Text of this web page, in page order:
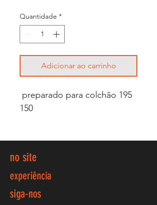
Quantidade *
Adicionar ao carrinho
preparado para colchão 195
150
no site
experiência
siga-nos